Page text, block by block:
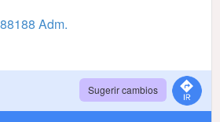
Adm.
Sugerir cambios